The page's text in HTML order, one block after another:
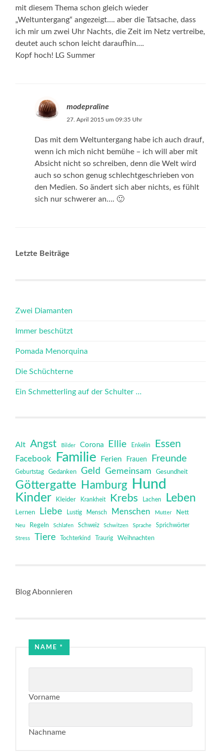
mit diesem Thema schon gleich wieder
„Weltuntergang“ angezeigt…. aber die Tatsache, dass
ich mir um zwei Uhr Nachts, die Zeit im Netz vertreibe,
deutet auch schon leicht daraufhin….
Kopf hoch! LG Summer
modepraline
27. April 2015 um 09:35 Uhr
Das mit dem Weltuntergang habe ich auch drauf,
wenn ich mich nicht bemühe – ich will aber mit
Absicht nicht so schreiben, denn die Welt wird
auch so schon genug schlechtgeschrieben von
den Medien. So ändert sich aber nichts, es fühlt
sich nur schwerer an…. 🙂
Letzte Beiträge
Zwei Diamanten
Immer beschützt
Pomada Menorquina
Die Schüchterne
Ein Schmetterling auf der Schulter …
Alt Angst Bilder Corona Ellie Enkelin Essen
Facebook Familie Ferien Frauen Freunde
Geburtstag Gedanken Geld Gemeinsam Gesundheit
Göttergatte Hamburg Hund
Kinder Kleider Krankheit Krebs Lachen Leben
Lernen Liebe Lustig Mensch Menschen Mutter Nett
Neu Regeln Schlafen Schweiz Schwitzen Sprache Sprichwörter
Stress Tiere Tochterkind Traurig Weihnachten
Blog Abonnieren
Name
NAME*
Vorname
Nachname